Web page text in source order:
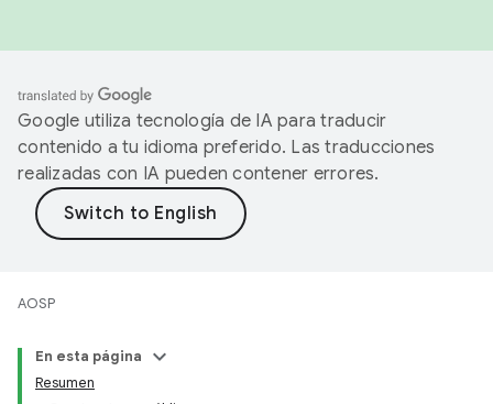
Google utiliza tecnología de IA para traducir
contenido a tu idioma preferido. Las traducciones
realizadas con IA pueden contener errores.
AOSP
En esta página
Resumen